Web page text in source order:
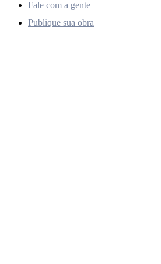
Fale com a gente
Publique sua obra